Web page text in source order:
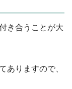
き合うことが大
ありますので、